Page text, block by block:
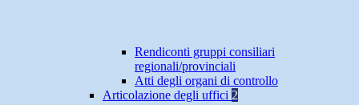
Rendiconti gruppi consiliari
regionali/provinciali
Atti degli organi di controllo
Articolazione degli uffici 2